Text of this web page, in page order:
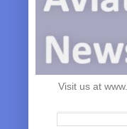
Visit us at